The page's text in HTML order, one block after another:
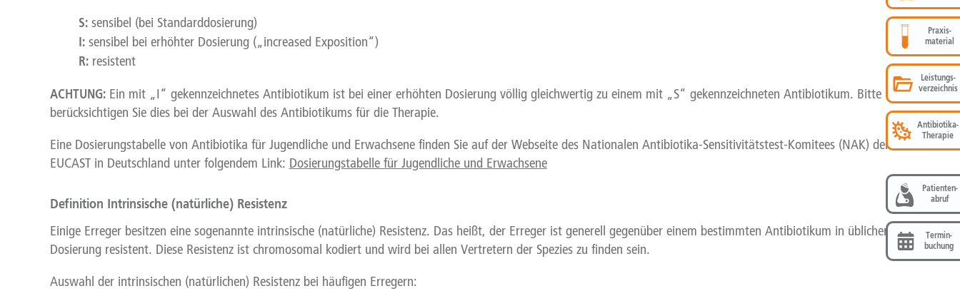
Praxis-
material
Leistungs-
verzeichnis
Antibiotika-
Therapie
Patienten-
abruf
Termin-
buchung
S:sensibel (bei Standarddosierung)
I:sensibel bei erhöhter Dosierung („increased Exposition“)
R:resistent
ACHTUNG:Ein mit „I“ gekennzeichnetes Antibiotikum ist bei einer erhöhten Dosierung völlig gleichwertig zu einem mit „S“ gekennzeichneten Antibiotikum. Bitte
berücksichtigen Sie dies bei der Auswahl des Antibiotikums für die Therapie.
Eine Dosierungstabelle von Antibiotika für Jugendliche und Erwachsene finden Sie auf der Webseite des Nationalen Antibiotika-Sensitivitätstest-Komitees (NAK) der
EUCAST in Deutschland unter folgendem Link: Dosierungstabelle für Jugendliche und Erwachsene
Definition Intrinsische (natürliche) Resistenz
Einige Erreger besitzen eine sogenannte intrinsische (natürliche) Resistenz. Das heißt, der Erreger ist generell gegenüber einem bestimmten Antibiotikum in üblicher
Dosierung resistent. Diese Resistenz ist chromosomal kodiert und wird bei allen Vertretern der Spezies zu finden sein.
Auswahl der intrinsischen (natürlichen) Resistenz bei häufigen Erregern: